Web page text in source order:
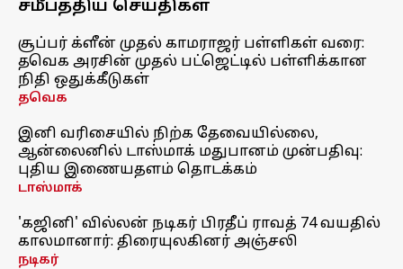
சமீபத்திய செய்திகள்
சூப்பர் க்ளீன் முதல் காமராஜர் பள்ளிகள் வரை:
தவெக அரசின் முதல் பட்ஜெட்டில் பள்ளிக்கான
நிதி ஒதுக்கீடுகள்
தவெக
இனி வரிசையில் நிற்க தேவையில்லை,
ஆன்லைனில் டாஸ்மாக் மதுபானம் முன்பதிவு:
புதிய இணையதளம் தொடக்கம்
டாஸ்மாக்
'கஜினி' வில்லன் நடிகர் பிரதீப் ராவத் 74 வயதில்
காலமானார்: திரையுலகினர் அஞ்சலி
நடிகர்